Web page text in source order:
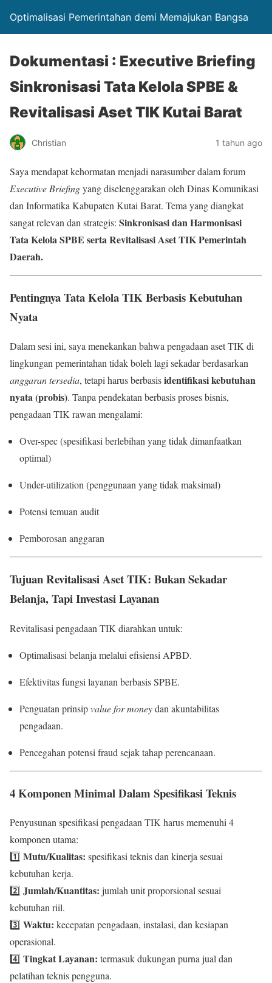
Optimalisasi Pemerintahan demi Memajukan Bangsa
Dokumentasi : Executive Briefing
Sinkronisasi Tata Kelola SPBE &
Revitalisasi Aset TIK Kutai Barat
Christian 1 tahun ago
Saya mendapat kehormatan menjadi narasumber dalam forum
Executive Briefingyang diselenggarakan oleh Dinas Komunikasi
dan Informatika Kabupaten Kutai Barat. Tema yang diangkat
sangat relevan dan strategis: Sinkronisasi dan Harmonisasi
Tata Kelola SPBE serta Revitalisasi Aset TIK Pemerintah
Daerah.
Pentingnya Tata Kelola TIK Berbasis Kebutuhan
Nyata
Dalam sesi ini, saya menekankan bahwa pengadaan aset TIK di
lingkungan pemerintahan tidak boleh lagi sekadar berdasarkan
anggaran tersedia, tetapi harus berbasisidentifikasi kebutuhan
nyata (probis). Tanpa pendekatan berbasis proses bisnis,
pengadaan TIK rawan mengalami:
Over-spec (spesifikasi berlebihan yang tidak dimanfaatkan
optimal)
Under-utilization (penggunaan yang tidak maksimal)
Potensi temuan audit
Pemborosan anggaran
Tujuan Revitalisasi Aset TIK: Bukan Sekadar
Belanja, Tapi Investasi Layanan
Revitalisasi pengadaan TIK diarahkan untuk:
Optimalisasi belanja melalui efisiensi APBD.
Efektivitas fungsi layanan berbasis SPBE.
Penguatan prinsipvalue for moneydan akuntabilitas
pengadaan.
Pencegahan potensi fraud sejak tahap perencanaan.
4 Komponen Minimal Dalam Spesifikasi Teknis
Penyusunan spesifikasi pengadaan TIK harus memenuhi 4
komponen utama:
1️⃣ Mutu/Kualitas: spesifikasi teknis dan kinerja sesuai
kebutuhan kerja.
2️⃣ Jumlah/Kuantitas: jumlah unit proporsional sesuai
kebutuhan riil.
3️⃣ Waktu: kecepatan pengadaan, instalasi, dan kesiapan
operasional.
4️⃣ Tingkat Layanan: termasuk dukungan purna jual dan
pelatihan teknis pengguna.